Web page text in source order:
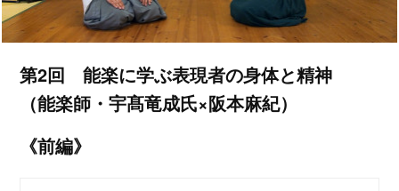
第2回 能楽に学ぶ表現者の身体と精神
（能楽師・宇髙竜成氏×阪本麻紀）
《前編》